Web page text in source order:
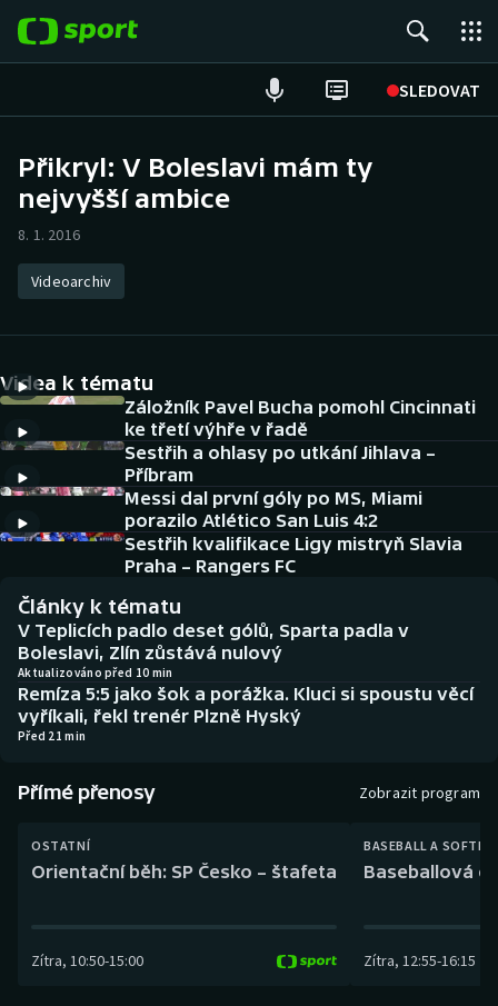
SLEDOVAT
Hokej
Atletika
DALŠÍ SPORTY
Americký fotbal
Baseball a softbal
Biatlon
Boby a skeleton
Box
Curling
Dostihy
NEPŘEHLÉDNĚTE
Historické návraty
Aplikace ČT sport
AZ kvíz
Přikryl: V Boleslavi mám ty
nejvyšší ambice
8. 1. 2016
Videoarchiv
Videa k tématu
Záložník Pavel Bucha pomohl Cincinnati
ke třetí výhře v řadě
Sestřih a ohlasy po utkání Jihlava –
Příbram
Messi dal první góly po MS, Miami
porazilo Atlético San Luis 4:2
Sestřih kvalifikace Ligy mistryň Slavia
Praha – Rangers FC
Články k tématu
V Teplicích padlo deset gólů, Sparta padla v
Boleslavi, Zlín zůstává nulový
Aktualizováno před 10 min
Remíza 5:5 jako šok a porážka. Kluci si spoustu věcí
vyříkali, řekl trenér Plzně Hyský
Před 21 min
Přímé přenosy Zobrazit program
OSTATNÍ
Orientační běh: SP Česko – štafeta
Zítra, 10:50-15:00
BASEBALL A
Baseballová
Zítra, 12:55-16:15